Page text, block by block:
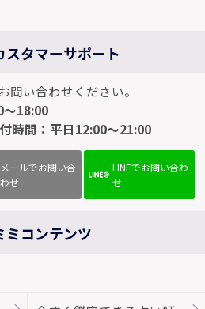
スタマーサポート
問い合わせください。
～18:00
時間：平日12:00～21:00
メールでお問い合
わせ
LINEでお問い合わ
せ
ミコンテンツ